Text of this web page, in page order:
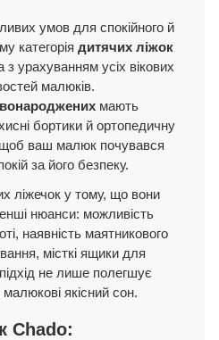
умов для спокійного й
категорія дитячих ліжок
урахуванням усіх вікових
малюків.
мають
бортики й ортопедичну
ваш малюк почувався
за його безпеку.
ліжечок у тому, що вони
нюанси: можливість
наявність маятникового
місткі ящики для
не лише полегшує
якісний сон.
Chado: